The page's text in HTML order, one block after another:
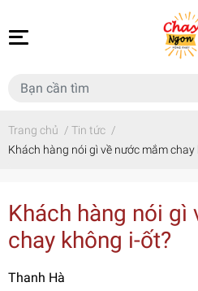
Trang chủ / Tin tức /
Khách hàng nói gì về nước mắm chay
Khách hàng nói gì
chay không i-ốt?
Thanh Hà